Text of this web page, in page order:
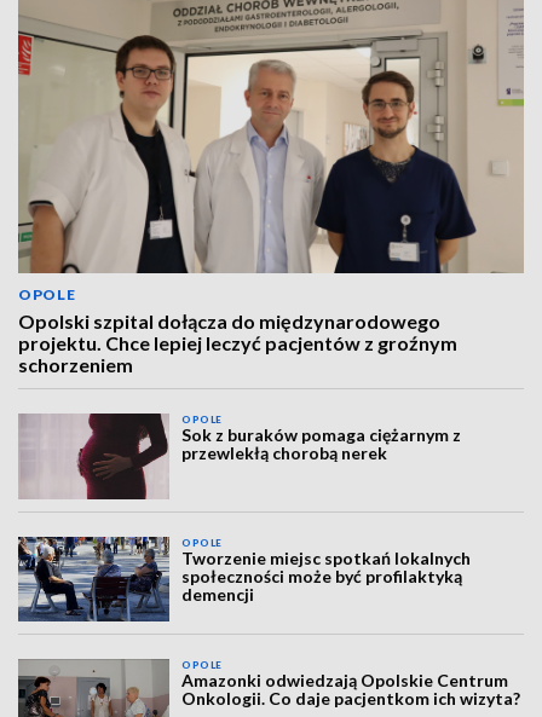
OPOLE
Opolski szpital dołącza do międzynarodowego
projektu. Chce lepiej leczyć pacjentów z groźnym
schorzeniem
OPOLE
Sok z buraków pomaga ciężarnym z
przewlekłą chorobą nerek
OPOLE
Tworzenie miejsc spotkań lokalnych
społeczności może być profilaktyką
demencji
OPOLE
Amazonki odwiedzają Opolskie Centrum
Onkologii. Co daje pacjentkom ich wizyta?